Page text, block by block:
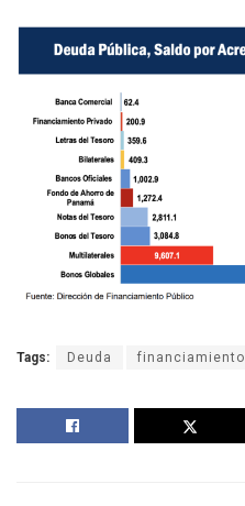
Tags: Deuda financiamiento